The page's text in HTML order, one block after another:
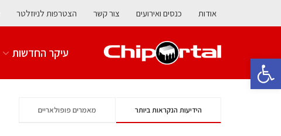
פתח סרגל נגישות
אודות כנסים ואירועים צור קשר הצטרפות לניוזלטר
עיקר החדשות
הידיעות הנקראות ביותר מאמרים פופולאריים